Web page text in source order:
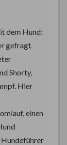
dem Hund:
gefragt.
Shorty,
Hier
einen